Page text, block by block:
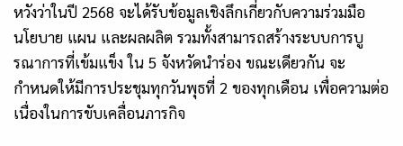
หวังว่าในปี 2568 จะได้รับข้อมูลเชิงลึกเกี่ยวกับความร่วมมือ
นโยบาย แผน และผลผลิต รวมทั้งสามารถสร้างระบบการบู
รณาการที่เข้มแข็ง ใน 5 จังหวัดนำร่อง ขณะเดียวกัน จะ
กำหนดให้มีการประชุมทุกวันพุธที่ 2 ของทุกเดือน เพื่อความต่อ
เนื่องในการขับเคลื่อนภารกิจ